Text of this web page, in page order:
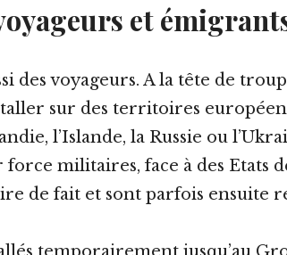
et
des voyageurs. A la tête de
sur des territoires
l’Islande, la Russie ou
militaires, face à des Etats
de fait et sont parfois ensuite